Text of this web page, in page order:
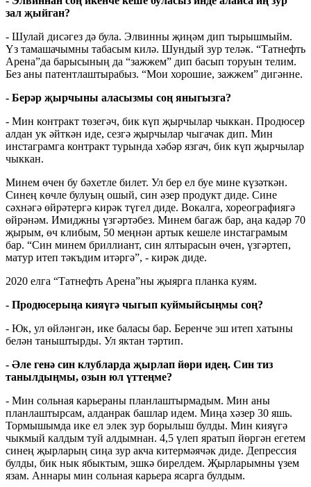
зал җыйган?
- Шулай дисәгез дә була. Элвинны җиңәм дип тырышмыйм.
Үз тамашачымны табасым килә. Шундый зур теләк. “Татнефть
Арена”да барысының да “зажжем” дип басып торуын телим.
Без аны патентлаштырабыз. “Мои хорошие, зажжем” дигәнне.
- Берәр җырчыны аласызмы соң яныгызга?
- Мин контракт төзегәч, бик күп җырчылар чыккан. Продюсер
алдан ук әйткән иде, сезгә җырчылар чыгачак дип. Мин
инстаграмга контракт турында хәбәр язгач, бик күп җырчылар
чыккан.
Минем өчен бу бәхетле билет. Ул бер ел буе мине күзәткән.
Синең көчле булуың ошый, син әзер продукт диде. Сине
сәхнәгә өйрәтергә кирәк түгел диде. Вокалга, хореографиягә
өйрәнәм. Имиджны үзгәртәбез. Минем багаж бар, аңа кадәр 70
җырым, өч клибым, 50 меңнән артык кешеле инстаграмым
бар. “Син минем бриллиант, син ялтырасын өчен, үзгәртеп,
матур итеп тәкъдим итәргә”, - кирәк диде.
2020 елга “Татнефть Арена”ны җыярга планка куям.
- Продюсерыңа кияүгә чыгып куймыйсыңмы соң?
- Юк, ул өйләнгән, ике баласы бар. Беренче эш итеп хатыны
белән таныштырды. Ул яктан тәртип.
- Әле генә син клубларда җырлап йөри идең. Син тиз
танылдыңмы, озын юл үттеңме?
- Мин сольная карьераны планлаштырмадым. Мин аны
планлаштырсам, алданрак башлар идем. Миңа хәзер 30 яшь.
Тормышымда ике ел элек зур борылыш булды. Мин кияүгә
чыкмый калдым туй алдымнан. 4,5 үлеп яратып йөргән егетем
синең җырларың сиңа зур акча китермәячәк диде. Депрессия
булды, бик нык ябыктым, эшкә бирелдем. Җырларымны үзем
язам. Аннары мин сольная карьера ясарга булдым.